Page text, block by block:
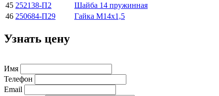
45 252138-П2 Шайба 14 пружинная
46 250684-П29 Гайка М14х1,5
Узнать цену
Имя
Телефон
Email